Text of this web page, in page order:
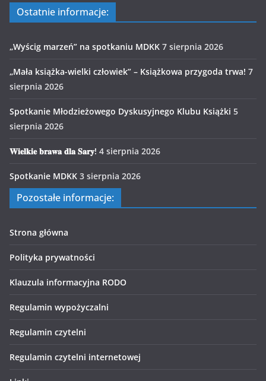
Ostatnie informacje:
„Wyścig marzeń” na spotkaniu MDKK 7 sierpnia 2026
„Mała książka-wielki człowiek” – Książkowa przygoda trwa! 7
sierpnia 2026
Spotkanie Młodzieżowego Dyskusyjnego Klubu Książki 5
sierpnia 2026
𝐖𝐢𝐞𝐥𝐤𝐢𝐞 𝐛𝐫𝐚𝐰𝐚 𝐝𝐥𝐚 𝐒𝐚𝐫𝐲! 4 sierpnia 2026
Spotkanie MDKK 3 sierpnia 2026
Pozostałe informacje:
Strona główna
Polityka prywatności
Klauzula informacyjna RODO
Regulamin wypożyczalni
Regulamin czytelni
Regulamin czytelni internetowej